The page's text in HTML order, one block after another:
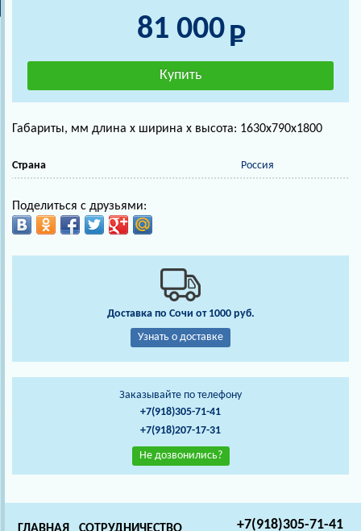
81 000
Габариты, мм длина х ширина х высота: 1630х790х1800
Страна Россия
Поделиться с друзьями:
Доставка по Сочи от 1000 руб.
Узнать о доставке
Заказывайте по телефону
+7(918)305-71-41
+7(918)207-17-31
Не дозвонились?
+7(918)305-71-41